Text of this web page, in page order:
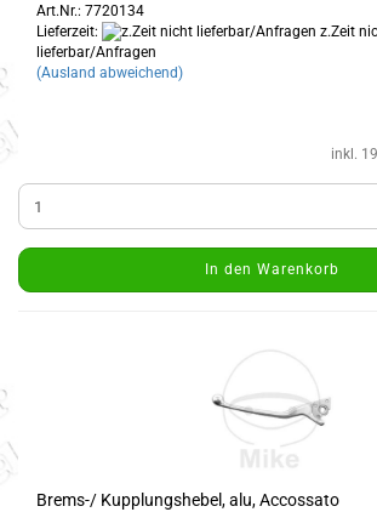
Art.Nr.: 7720134
Lieferzeit:
z.Zeit
lieferbar/Anfragen
(Ausland abweichend)
inkl.
In den Warenkorb
Brems-/ Kupplungshebel, alu, Accossato